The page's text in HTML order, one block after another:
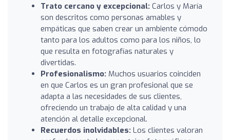
Trato cercano y excepcional: Carlos y María
son descritos como personas amables y
empáticas que saben crear un ambiente cómodo
tanto para los adultos como para los niños, lo
que resulta en fotografías naturales y
divertidas.
Profesionalismo: Muchos usuarios coinciden
en que Carlos es un gran profesional que se
adapta a las necesidades de sus clientes,
ofreciendo un trabajo de alta calidad y una
atención al detalle excepcional.
Recuerdos inolvidables: Los clientes valoran